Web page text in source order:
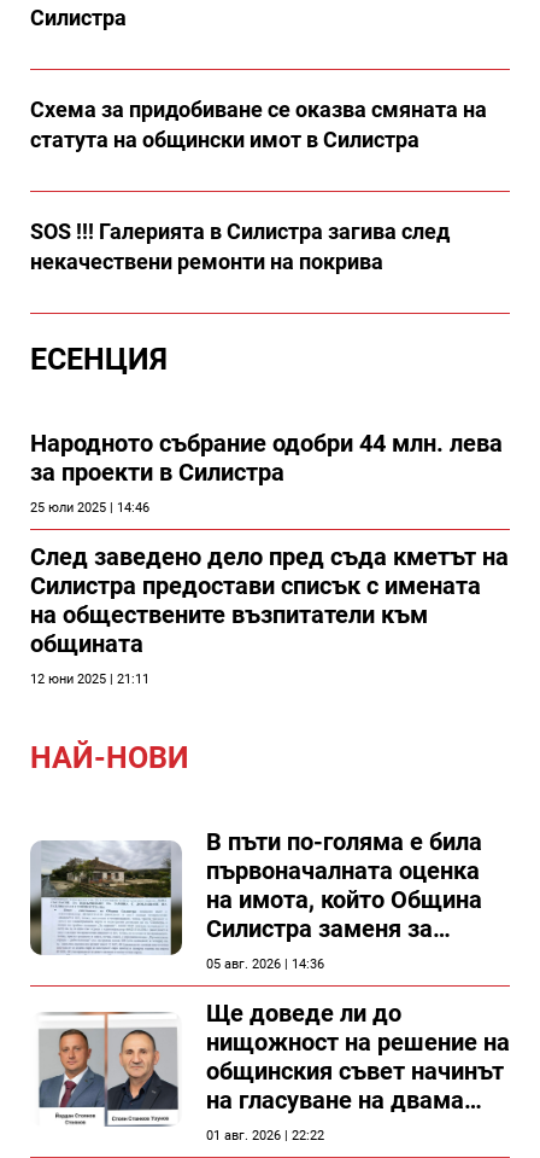
Силистра
Схема за придобиване се оказва смяната на
статута на общински имот в Силистра
SOS !!! Галерията в Силистра загива след
некачествени ремонти на покрива
ЕСЕНЦИЯ
Народното събрание одобри 44 млн. лева
за проекти в Силистра
25 юли 2025 | 14:46
След заведено дело пред съда кметът на
Силистра предостави списък с имената
на обществените възпитатели към
общината
12 юни 2025 | 21:11
НАЙ-НОВИ
В пъти по-голяма е била
първоначалната оценка
на имота, който Община
Силистра заменя за
спирка, показват
документи
05 авг. 2026 | 14:36
Ще доведе ли до
нищожност на решение на
общинския съвет начинът
на гласуване на двама
съветници в Силистра?
01 авг. 2026 | 22:22